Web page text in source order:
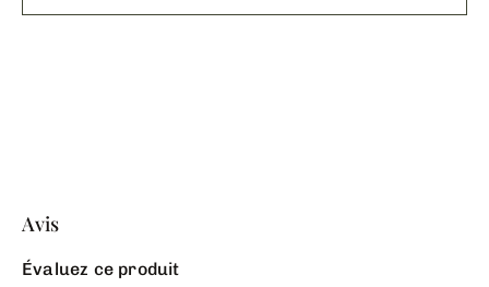
Avis
Évaluez ce produit